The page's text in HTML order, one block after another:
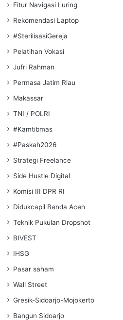
Fitur Navigasi Luring
Rekomendasi Laptop
#SterilisasiGereja
Pelatihan Vokasi
Jufri Rahman
Permasa Jatim Riau
Makassar
TNI / POLRI
#Kamtibmas
#Paskah2026
Strategi Freelance
Side Hustle Digital
Komisi III DPR RI
Didukcapil Banda Aceh
Teknik Pukulan Dropshot
BIVEST
IHSG
Pasar saham
Wall Street
Gresik-Sidoarjo-Mojokerto
Bangun Sidoarjo